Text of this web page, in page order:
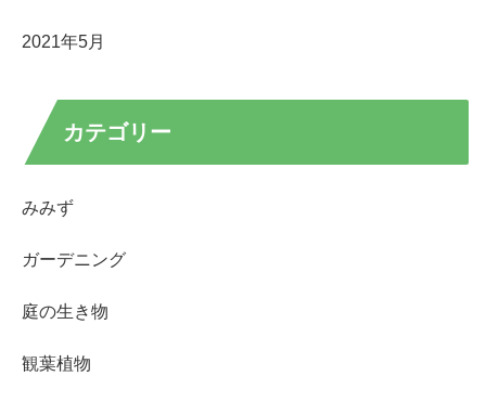
2021年5月
カテゴリー
みみず
ガーデニング
庭の生き物
観葉植物